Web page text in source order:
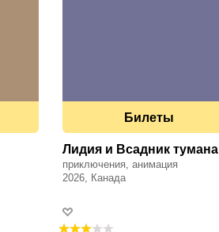
Лидия и Всадник тумана
приключения, анимация
2026, Канада
Билеты